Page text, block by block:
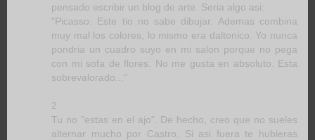
pensado escribir un blog de arte. Seria algo asi:
"Picasso: Este tio no sabe dibujar. Ademas combina
muy mal los colores, lo mismo era daltonico. Yo nunca
pondria un cuadro suyo en mi salon porque no pega
con mi sofa de flores. No me gusta en absoluto. Esta
sobrevalorado..."
2
Tu no "estas en el ajo". De hecho, creo que no sueles
alternar mucho por Castro. Si asi fuera te hubieras